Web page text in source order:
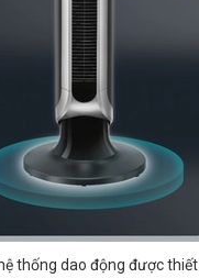
thống dao động được